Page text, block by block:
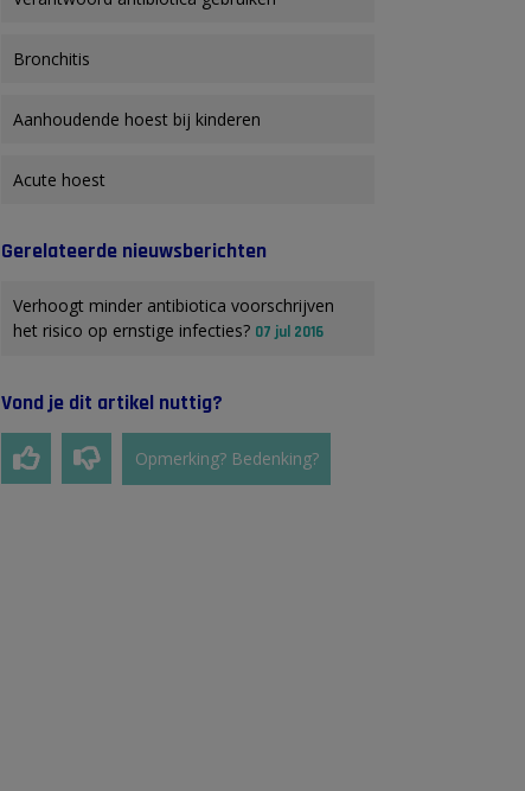
Bronchitis
Aanhoudende hoest bij kinderen
Acute hoest
Gerelateerde nieuwsberichten
Verhoogt minder antibiotica voorschrijven
het risico op ernstige infecties? 07 jul 2016
Vond je dit artikel nuttig?
Opmerking? Bedenking?